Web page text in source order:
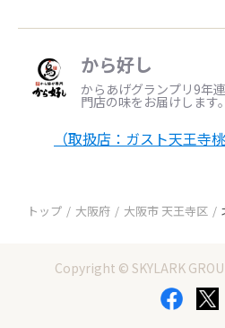
から好し
からあげグランプリ9年
門店の味をお届けします。
（取扱店：ガスト天王寺桃
トップ 大阪府 大阪市 天王寺区
Copyright © SKYLARK